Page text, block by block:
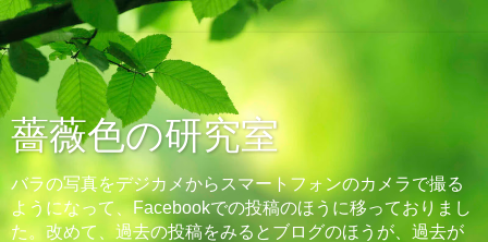
薔薇色の研究室
バラの写真をデジカメからスマートフォンのカメラで撮る
ようになって、Facebookでの投稿のほうに移っておりまし
た。改めて、過去の投稿をみるとブログのほうが、過去が